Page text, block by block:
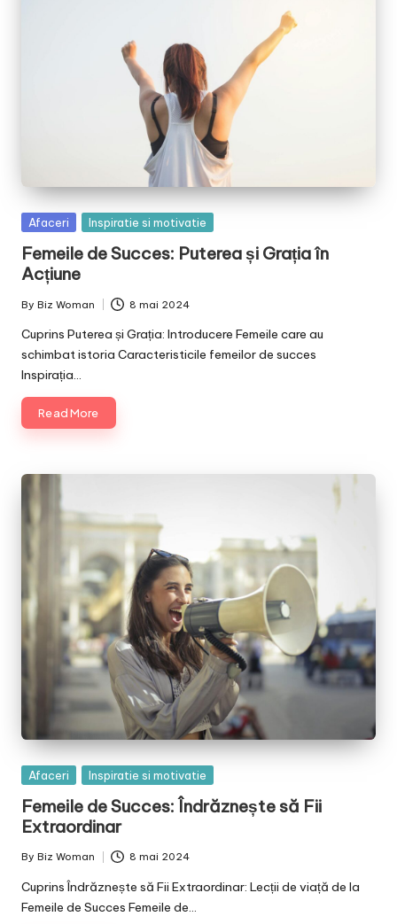
Posted
Afaceri Inspiratie si motivatie
Femeile de Succes: Puterea și Grația în
Acțiune
Posted
by
By Biz Woman 8 mai 2024
Cuprins Puterea și Grația: Introducere Femeile care au
schimbat istoria Caracteristicile femeilor de succes
Inspirația…
Read More
Posted
Afaceri Inspiratie si motivatie
Femeile de Succes: Îndrăznește să Fii
Extraordinar
Posted
by
By Biz Woman 8 mai 2024
Cuprins Îndrăznește să Fii Extraordinar: Lecții de viață de la
Femeile de Succes Femeile de…